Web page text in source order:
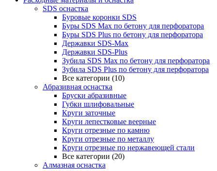
SDS оснастка
Буровые коронки SDS
Буры SDS Max по бетону для перфоратора
Буры SDS Plus по бетону для перфоратора
Державки SDS-Max
Державки SDS-Plus
Зубила SDS Mах по бетону для перфоратора
Зубила SDS Plus по бетону для перфоратора
Все категории (10)
Абразивная оснастка
Бруски абразивные
Губки шлифовальные
Круги заточные
Круги лепестковые веерные
Круги отрезные по камню
Круги отрезные по металлу
Круги отрезные по нержавеющей стали
Все категории (20)
Алмазная оснастка